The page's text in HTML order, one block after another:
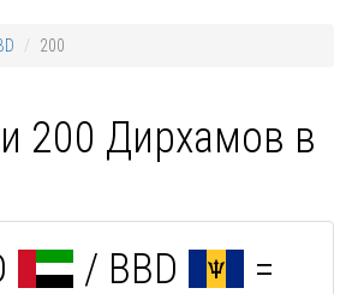
200
200 Дирхамов в
/ BBD
=